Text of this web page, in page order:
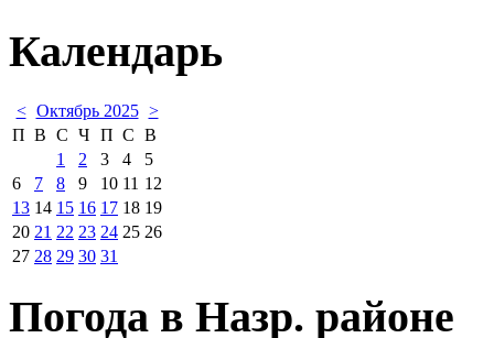
Календарь
< Октябрь 2025 >
П В С Ч П С В
1
2 3 4
5
6
7 8 9 10 11 12
13 14 15 16 17 18 19
20 21 22 23 24 25 26
27 28 29 30 31
Погода в Назр. районе